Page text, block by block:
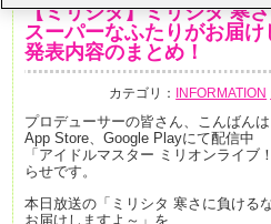
【ミリシタ】ミリシタ 寒
スーパーなふたりがお届け
発表内容のまとめ！
カテゴリ： INFORMATION
プロデューサーの皆さん、こんばんは
App Store、Google Playにて配信中
「アイドルマスター ミリオンライブ
らせです。
本日放送の「ミリシタ 寒さに負ける
お届けしますよ～」を